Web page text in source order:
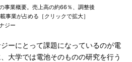
事業概要。売上高の約66％、調整後
事業が占める［クリックで拡大］
ジー
ーにとって課題になっているのが電
大学では電池そのものの研究を行う